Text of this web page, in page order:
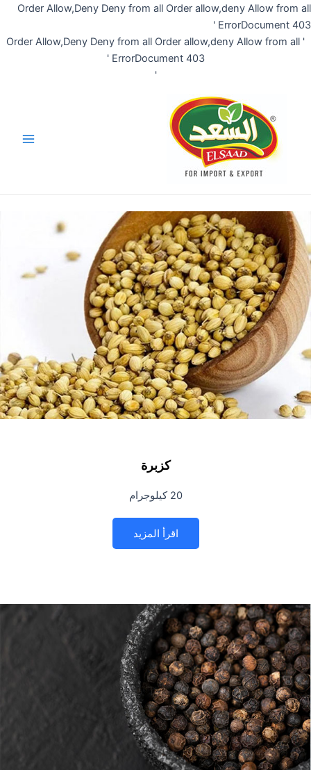
Order Allow,Deny Deny from all Order allow,deny Allow from all
ErrorDocument 403 '
'
Order allow,deny Allow from all
ErrorDocument 403 '
'
تخطي
المحتوى
كزبرة
20 كيلوجرام
اقرأ المزيد